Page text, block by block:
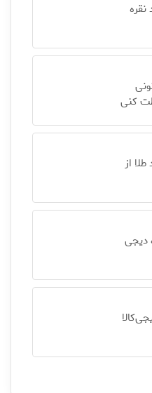
کنی
از
دیجی